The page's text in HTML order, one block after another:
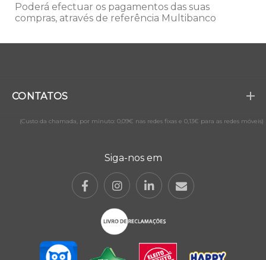
Poderá efectuar os pagamentos das suas
compras, através de referência Multibanco
CONTATOS
(Custo da chamada, por minuto: 0,09€ nas redes fixas e 0,13€ para as redes móveis)
Siga-nos em